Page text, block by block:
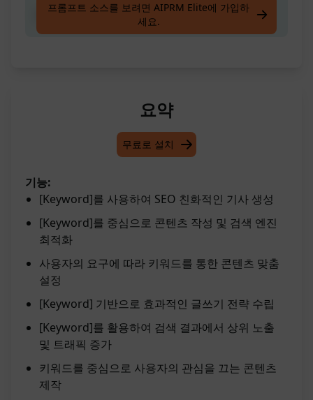
[키워드]를 포함한 기사 작성
프롬프트 소스를 보려면 AIPRM Elite에 가입하
세요.
요약
무료로 설치
기능:
[Keyword]를 사용하여 SEO 친화적인 기사 생성
[Keyword]를 중심으로 콘텐츠 작성 및 검색 엔진
최적화
사용자의 요구에 따라 키워드를 통한 콘텐츠 맞춤
설정
[Keyword] 기반으로 효과적인 글쓰기 전략 수립
[Keyword]를 활용하여 검색 결과에서 상위 노출
및 트래픽 증가
키워드를 중심으로 사용자의 관심을 끄는 콘텐츠
제작